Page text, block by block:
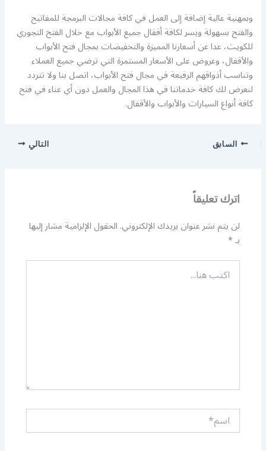
وبمهنية عالية إضافة إلى العمل في كافة مجالات البرمجة للمفاتيح
والفتح بسهولة ويسر لكافة أقفال جميع الأبواب مع خلال الفتح التجوري
للكويت، عدا عن أسعارنا المميزة والتخفيضات بمجال فتح الأبواب
والأقفال، وعروض على الأسعار المستمرة التي ترضي جميع العملاء
وتناسب أذواقهم الرفيعة في مجال فتح الأبواب، اتصل بنا ولا تتردد
لنعرض لك كافة خدماتنا في هذا المجال والعمل دون أي عناء في فتح
كافة أنواع السيارات والأبواب والأقفال.
السابق التالي
اترك تعليقاً
لن يتم نشر عنوان بريدك الإلكتروني.الحقول الإلزامية مشار إليها
بـ*
اكتب
هنا...
اسم*